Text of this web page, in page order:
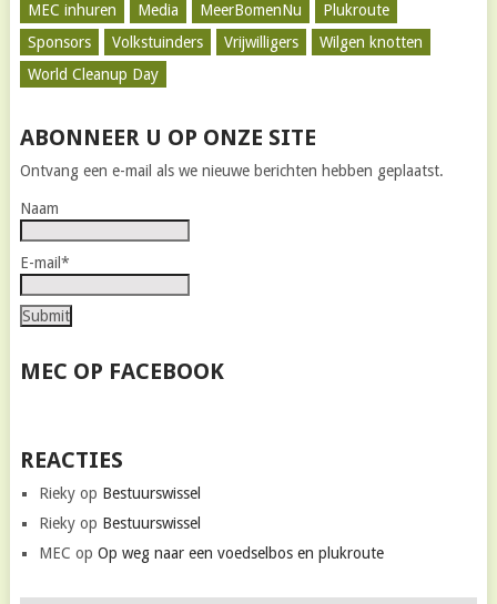
MEC inhuren
Media MeerBomenNu
Plukroute
Sponsors
Volkstuinders Vrijwilligers
Wilgen knotten
World Cleanup Day
ABONNEER U OP ONZE SITE
Ontvang een e-mail als we nieuwe berichten hebben geplaatst.
Naam
E-mail*
MEC OP FACEBOOK
REACTIES
Riekyop Bestuurswissel
Riekyop Bestuurswissel
MEC op Op weg naar een voedselbos en plukroute